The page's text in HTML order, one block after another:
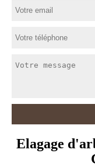
Elagage